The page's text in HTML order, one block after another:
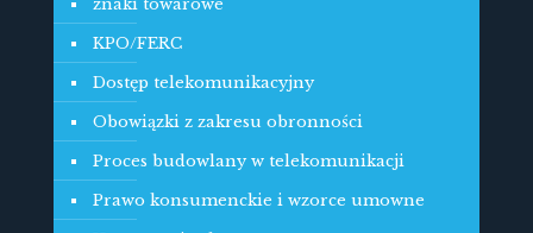
KPO/FERC
Dostęp telekomunikacyjny
Obowiązki z zakresu obronności
Proces budowlany w telekomunikacji
Prawo konsumenckie i wzorce umowne